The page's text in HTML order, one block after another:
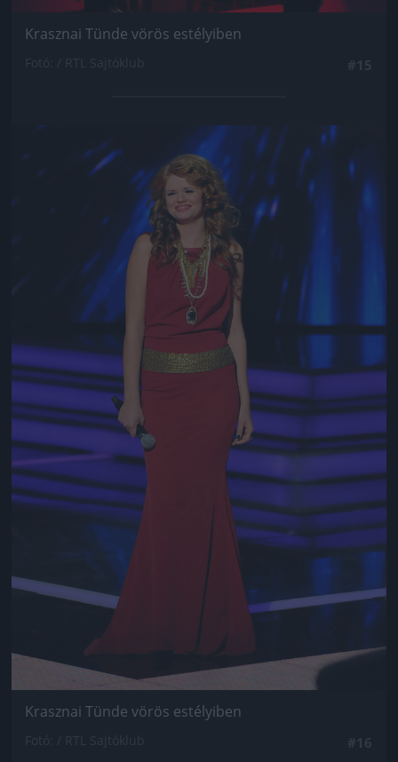
Krasznai Tünde vörös estélyiben
Jön még kép!
Krasznai Tünde vörös estélyiben